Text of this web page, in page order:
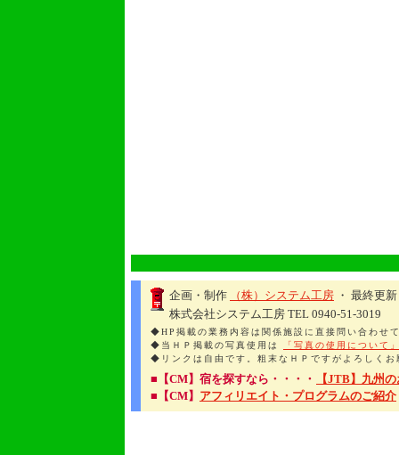
企画・制作 （株）システム工房 ・ 最終更
株式会社システム工房 TEL 0940-51-3019
◆HP掲載の業務内容は関係施設に直接問い合わせ
◆当ＨＰ掲載の写真使用は
「写真の使用について
◆リンクは自由です。粗末なＨＰですがよろしくお
■【CM】宿を探すなら・・・・
【JTB】九州
■【CM】 アフィリエイト・プログラムのご紹介